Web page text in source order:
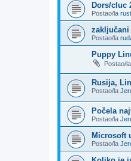
Dors/cluc
Postao/la
Postao/la
Puppy
Postao/la
Rusija,
Postao/la
Počela
Postao/la
Microsoft
Postao/la